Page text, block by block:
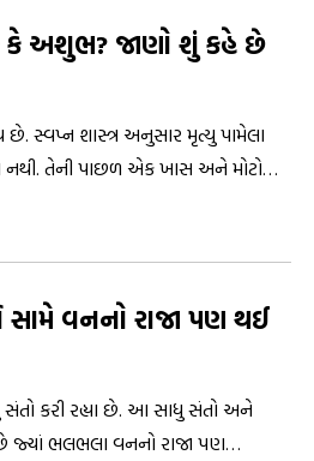
કે અશુભ? જાણો શું કહે છે
સ્વપ્ન શાસ્ત્ર અનુસાર મૃત્યુ પામેલા
તેની પાછળ એક ખાસ અને મોટો
વનનો રાજા પણ થઈ
કરી રહ્યા છે. આ સાધુ સંતો અને
જ્યાં ભલભલા વનનો રાજા પણ